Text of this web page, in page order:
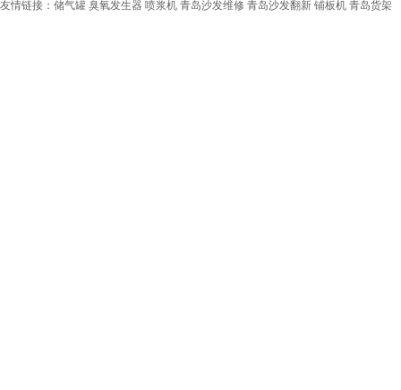
友情链接： 储气罐 臭氧发生器 喷浆机 青岛沙发维修 青岛沙发翻新 铺板机 青岛货架